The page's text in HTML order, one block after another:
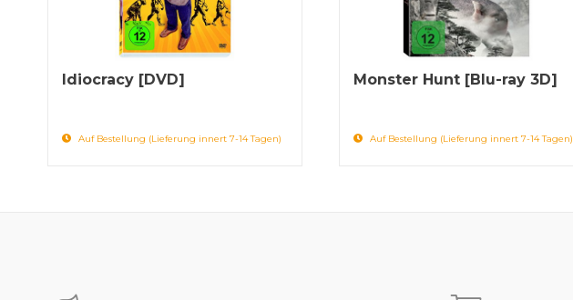
Idiocracy [DVD]
Auf Bestellung (Lieferung innert 7-14 Tagen)
Monster Hunt [Blu-ray 3D]
Auf Bestellung (Lieferung innert 7-14 Tagen)